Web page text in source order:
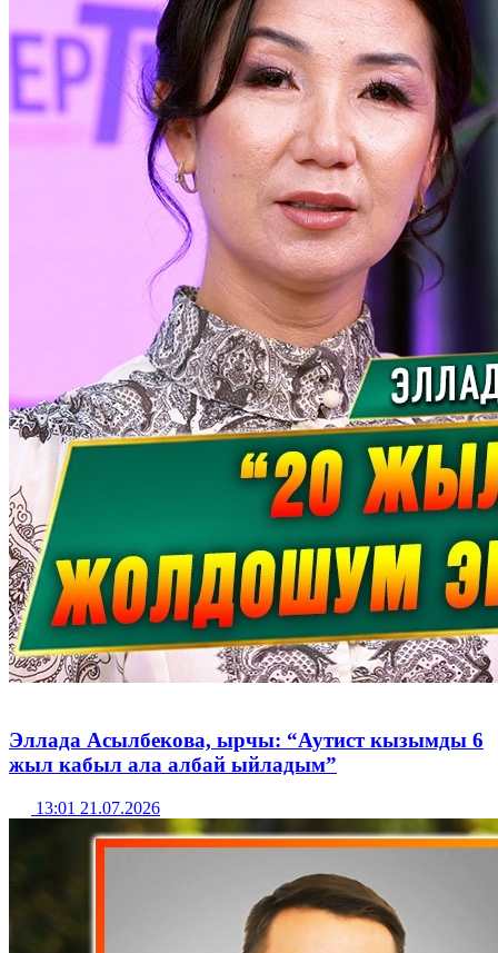
Эллада Асылбекова, ырчы: “Аутист кызымды 6
жыл кабыл ала албай ыйладым”
13:01 21.07.2026